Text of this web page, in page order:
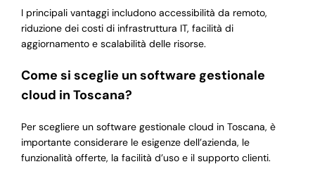
I principali vantaggi includono accessibilità da remoto,
riduzione dei costi di infrastruttura IT, facilità di
aggiornamento e scalabilità delle risorse.
Come si sceglie un software gestionale
cloud in Toscana?
Per scegliere un software gestionale cloud in Toscana, è
importante considerare le esigenze dell’azienda, le
funzionalità offerte, la facilità d’uso e il supporto clienti.